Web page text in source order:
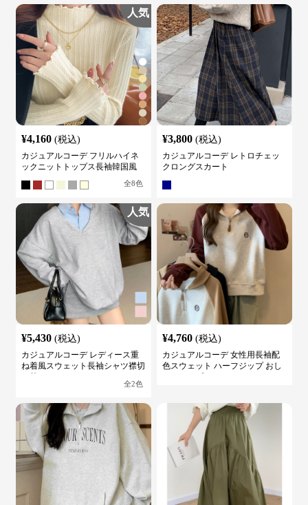
人気
¥4,160 (税込)
カジュアルコーデ フリルハイネ
ックニットトップス長袖韓国風
全8色
¥3,800 (税込)
カジュアルコーデ レトロチェッ
クロングスカート
人気
¥5,430 (税込)
カジュアルコーデ レディース重
ね着風スウェット長袖シャツ襟切
全2色
¥4,760 (税込)
カジュアルコーデ 女性用長袖配
色スウェット ハーフジップ おし